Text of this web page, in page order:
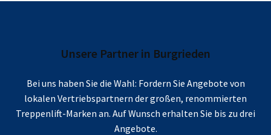
Unsere Partner in Burgrieden
Bei uns haben Sie die Wahl: Fordern Sie Angebote von
lokalen Vertriebspartnern der großen, renommierten
Treppenlift-Marken an. Auf Wunsch erhalten Sie bis zu drei
Angebote.